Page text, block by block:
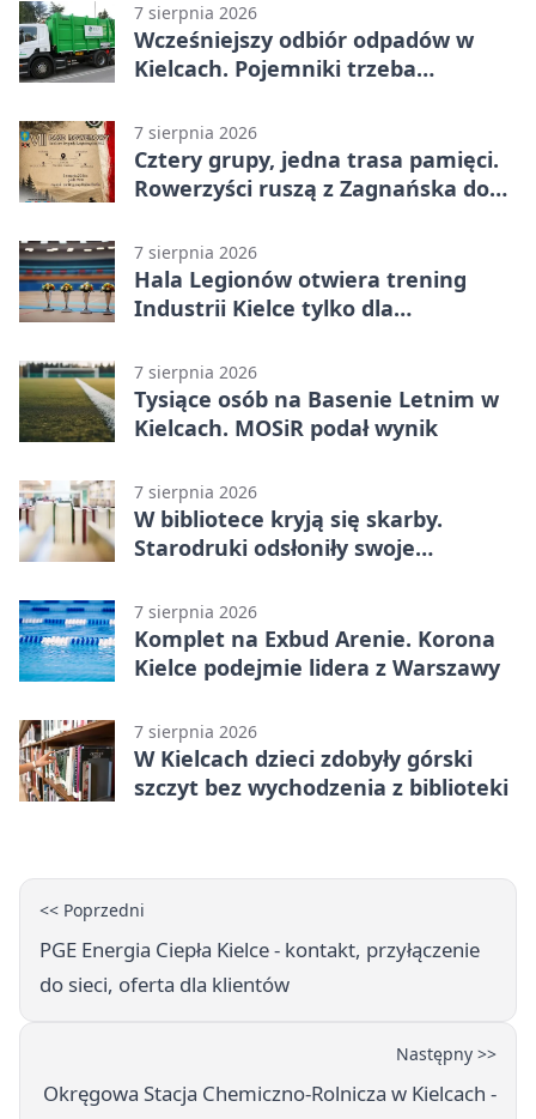
7 sierpnia 2026
Wcześniejszy odbiór odpadów w
Kielcach. Pojemniki trzeba
7 sierpnia 2026
Cztery grupy, jedna trasa pamięci.
Rowerzyści ruszą z Zagnańska do
7 sierpnia 2026
Hala Legionów otwiera trening
Industrii Kielce tylko dla
7 sierpnia 2026
Tysiące osób na Basenie Letnim w
Kielcach. MOSiR podał wynik
7 sierpnia 2026
W bibliotece kryją się skarby.
Starodruki odsłoniły swoje
7 sierpnia 2026
Komplet na Exbud Arenie. Korona
Kielce podejmie lidera z Warszawy
7 sierpnia 2026
W Kielcach dzieci zdobyły górski
szczyt bez wychodzenia z biblioteki
<< Poprzedni
PGE Energia Ciepła Kielce - kontakt, przyłączenie
do sieci, oferta dla klientów
Następny >>
Okręgowa Stacja Chemiczno-Rolnicza w Kielcach -